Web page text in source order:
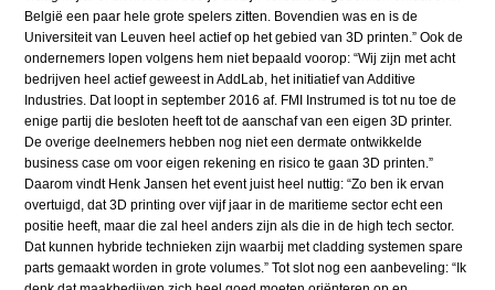
België een paar hele grote spelers zitten. Bovendien was en is de
Universiteit van Leuven heel actief op het gebied van 3D printen.” Ook de
ondernemers lopen volgens hem niet bepaald voorop: “Wij zijn met acht
bedrijven heel actief geweest in AddLab, het initiatief van Additive
Industries. Dat loopt in september 2016 af. FMI Instrumed is tot nu toe de
enige partij die besloten heeft tot de aanschaf van een eigen 3D printer.
De overige deelnemers hebben nog niet een dermate ontwikkelde
business case om voor eigen rekening en risico te gaan 3D printen.”
Daarom vindt Henk Jansen het event juist heel nuttig: “Zo ben ik ervan
overtuigd, dat 3D printing over vijf jaar in de maritieme sector echt een
positie heeft, maar die zal heel anders zijn als die in de high tech sector.
Dat kunnen hybride technieken zijn waarbij met cladding systemen spare
parts gemaakt worden in grote volumes.” Tot slot nog een aanbeveling: “Ik